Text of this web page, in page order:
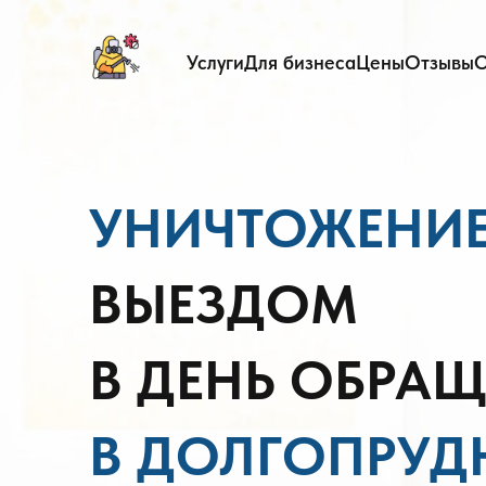
УслугиДля бизнесаЦеныОтзывы
ВЫЕЗДОМ
В ДЕНЬ
В